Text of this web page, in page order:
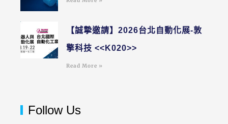
【誠摯邀請】2026台北自動化展-敦
擎科技 <<K020>>
Read More »
Follow Us